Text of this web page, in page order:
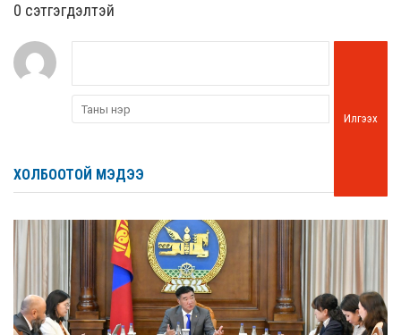
0 cэтгэгдэлтэй
Илгээх
ХОЛБООТОЙ МЭДЭЭ